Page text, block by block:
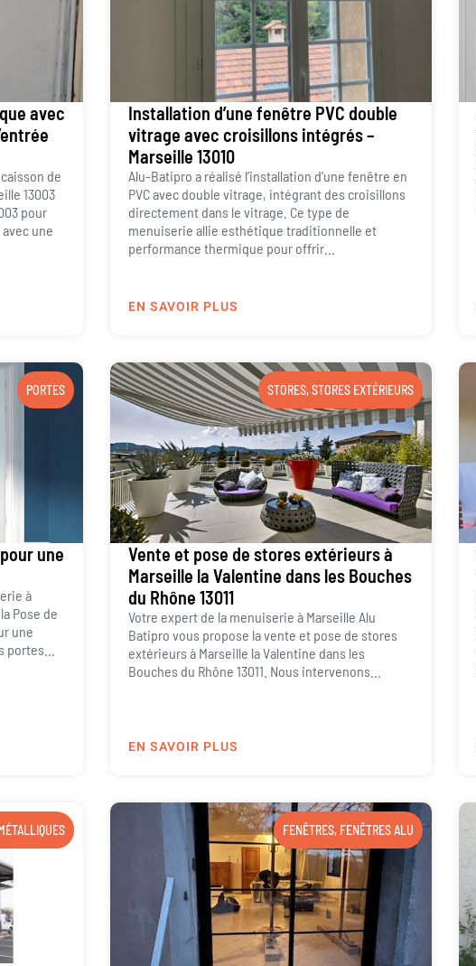
avec
de
13003
pour
une
Installation d’une fenêtre PVC double
vitrage avec croisillons intégrés –
Marseille 13010
Alu-Batipro a réalisé l’installation d’une fenêtre en
PVC avec double vitrage, intégrant des croisillons
directement dans le vitrage. Ce type de
menuiserie allie esthétique traditionnelle et
performance thermique pour offrir...
EN SAVOIR PLUS
PORTES
une
à
Pose de
une
STORES,STORES EXTÉRIEURS
Vente et pose de stores extérieurs à
Marseille la Valentine dans les Bouches
du Rhône 13011
Votre expert de la menuiserie à Marseille Alu
Batipro vous propose la vente et pose de stores
extérieurs à Marseille la Valentine dans les
Bouches du Rhône 13011. Nous intervenons...
EN SAVOIR PLUS
FENÊTRES, FENÊTRES ALU